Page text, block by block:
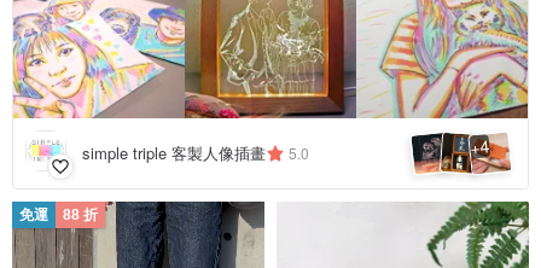
simple triple 客製人像插畫 5.0 +4
免運 88 折